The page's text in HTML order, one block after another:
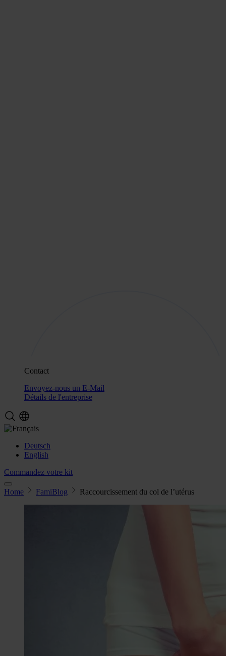
Contact
Envoyez-nous un E-Mail
Détails de l'entreprise
Deutsch
English
Commandez votre kit
Home FamiBlog Raccourcissement du col de l’utérus